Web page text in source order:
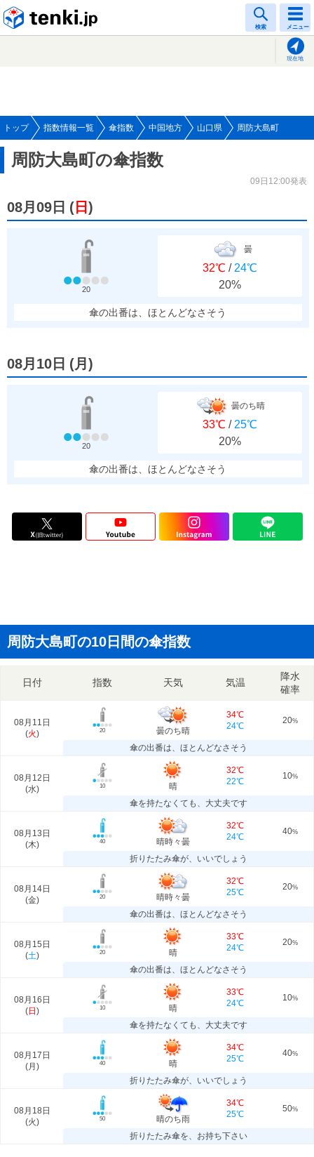
検索 メニュー
現在地
トップ 指数情報一覧 傘指数 中国地方 山口県 周防大島町
周防大島町の傘指数
09日12:00発表
08月09日 ( 日 )
20
曇
32℃ / 24℃
20%
傘の出番は、ほとんどなさそう
08月10日 (月 )
20
曇のち晴
33℃ / 25℃
20%
傘の出番は、ほとんどなさそう
周防大島町の10日間の傘指数
日付 指数 天気 気温
降水
確率
08月11日
(火) 20 曇のち晴
34℃
24℃
20%
傘の出番は、ほとんどなさそう
08月12日
(水) 10 晴
32℃
22℃
10%
傘を持たなくても、大丈夫です
08月13日
(木) 40 晴時々曇
32℃
24℃
40%
折りたたみ傘が、いいでしょう
08月14日
(金) 20 晴時々曇
32℃
25℃
20%
傘の出番は、ほとんどなさそう
08月15日
(土) 20 晴
33℃
24℃
20%
傘の出番は、ほとんどなさそう
08月16日
(日 ) 10 晴
33℃
24℃
10%
傘を持たなくても、大丈夫です
08月17日
(月 ) 40 晴
34℃
25℃
40%
折りたたみ傘が、いいでしょう
08月18日
(火) 50 晴のち雨
34℃
25℃
50%
折りたたみ傘を、お持ち下さい